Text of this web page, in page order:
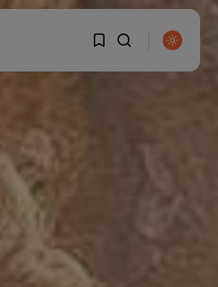
Sorry, you have no
bookmarks yet.
Canarias